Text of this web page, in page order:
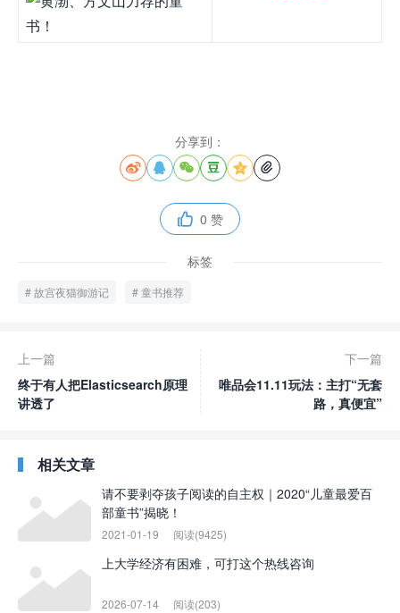
分享到：
     
 0 赞
标签
故宫夜猫御游记 童书推荐
上一篇
终于有人把Elasticsearch原理
讲透了
下一篇
唯品会11.11玩法：主打“无套
路，真便宜”
相关文章
请不要剥夺孩子阅读的自主权｜2020“儿童最爱百
部童书”揭晓！
2021-01-19 阅读(9425)
上大学经济有困难，可打这个热线咨询
2026-07-14 阅读(203)